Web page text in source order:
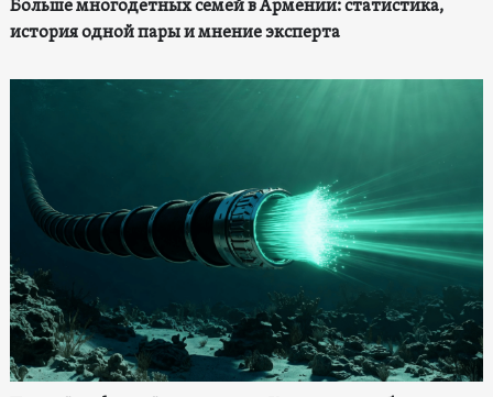
Больше многодетных семей в Армении: статистика,
история одной пары и мнение эксперта